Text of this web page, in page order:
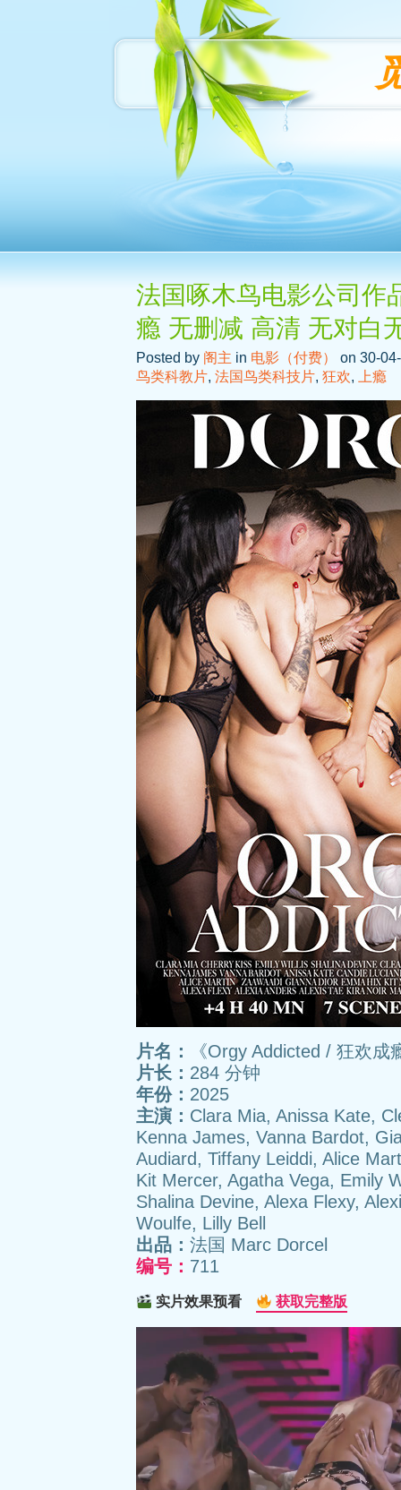
法国啄木鸟电影公司作
瘾 无删减 高清 无对白
Posted by 阁主 in 电影（付费）
on 30-
鸟类科教片, 法国鸟类科技片, 狂欢, 上瘾
片名：
《Orgy Addicted / 狂欢成
片长： 284 分钟
年份： 2025
主演： Clara Mia, Anissa Kate,
Kenna James, Vanna Bardot,
Audiard, Tiffany Leiddi, Alice
Kit Mercer, Agatha Vega, Emily
Shalina Devine, Alexa Flexy,
Woulfe, Lilly Bell
出品： 法国 Marc Dorcel
编号： 711
实片效果预看 获取完整版